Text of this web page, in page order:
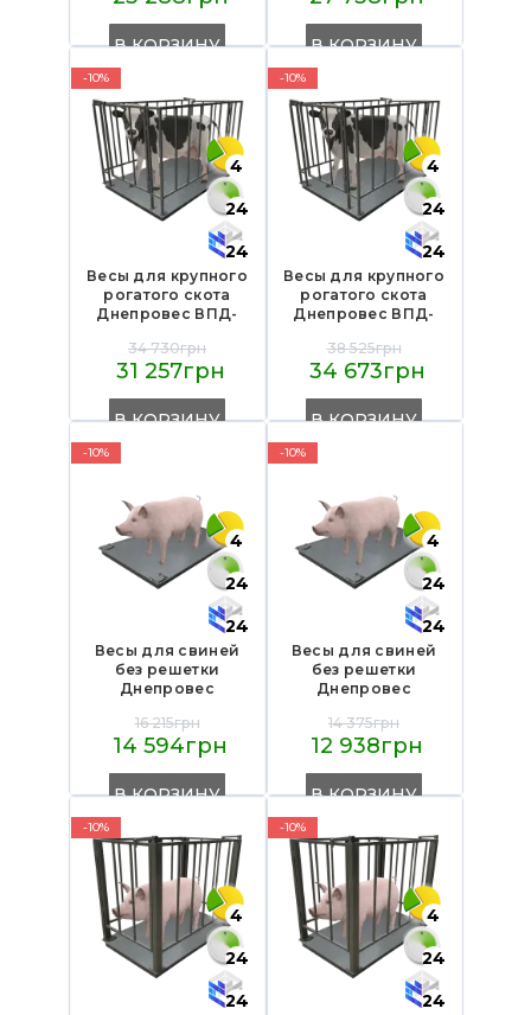
В КОРЗИНУ В КОРЗИНУ
-10%
4
24
24
Весы для крупного
рогатого скота
Днепровес ВПД-
34 730грн
31 257грн
В КОРЗИНУ
-10%
4
24
24
Весы для крупного
рогатого скота
Днепровес ВПД-
38 525грн
34 673грн
В КОРЗИНУ
-10%
4
24
24
Весы для свиней
без решетки
Днепровес
16 215грн
14 594грн
В КОРЗИНУ
-10%
4
24
24
Весы для свиней
без решетки
Днепровес
14 375грн
12 938грн
В КОРЗИНУ
-10%
4
24
24
-10%
4
24
24